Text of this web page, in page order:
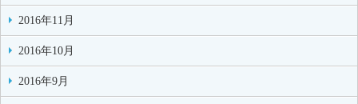
2016年11月
2016年10月
2016年9月